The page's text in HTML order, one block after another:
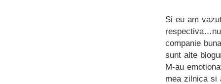
Si eu am
companie
sunt alte
M-au
mea zilnica si